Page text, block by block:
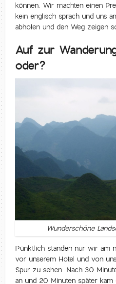
können. Wir machten einen
kein englisch sprach und uns
abholen und den Weg zeigen
Auf zur
oder?
Wunderschöne
Pünktlich standen nur wir am
vor unserem Hotel und von
Spur zu sehen. Nach 30
an und 20 Minuten später